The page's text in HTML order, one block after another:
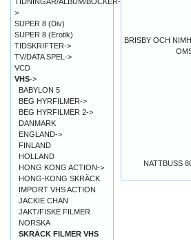
BRISBY OCH
NATTBUSS
>
SUPER 8 (Div)
SUPER 8 (Erotik)
TIDSKRIFTER->
TV/DATA SPEL->
VCD
VHS->
BABYLON 5
BEG HYRFILMER->
BEG HYRFILMER 2->
DANMARK
ENGLAND->
FINLAND
HOLLAND
HONG KONG ACTION->
HONG-KONG SKRÄCK
IMPORT VHS ACTION
JACKIE CHAN
JAKT/FISKE FILMER
NORSKA
SKRÄCK FILMER VHS